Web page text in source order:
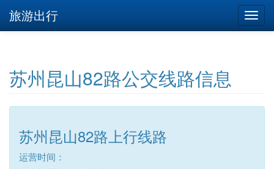
旅游出行
苏州昆山82路公交线路信息
苏州昆山82路上行线路
运营时间：